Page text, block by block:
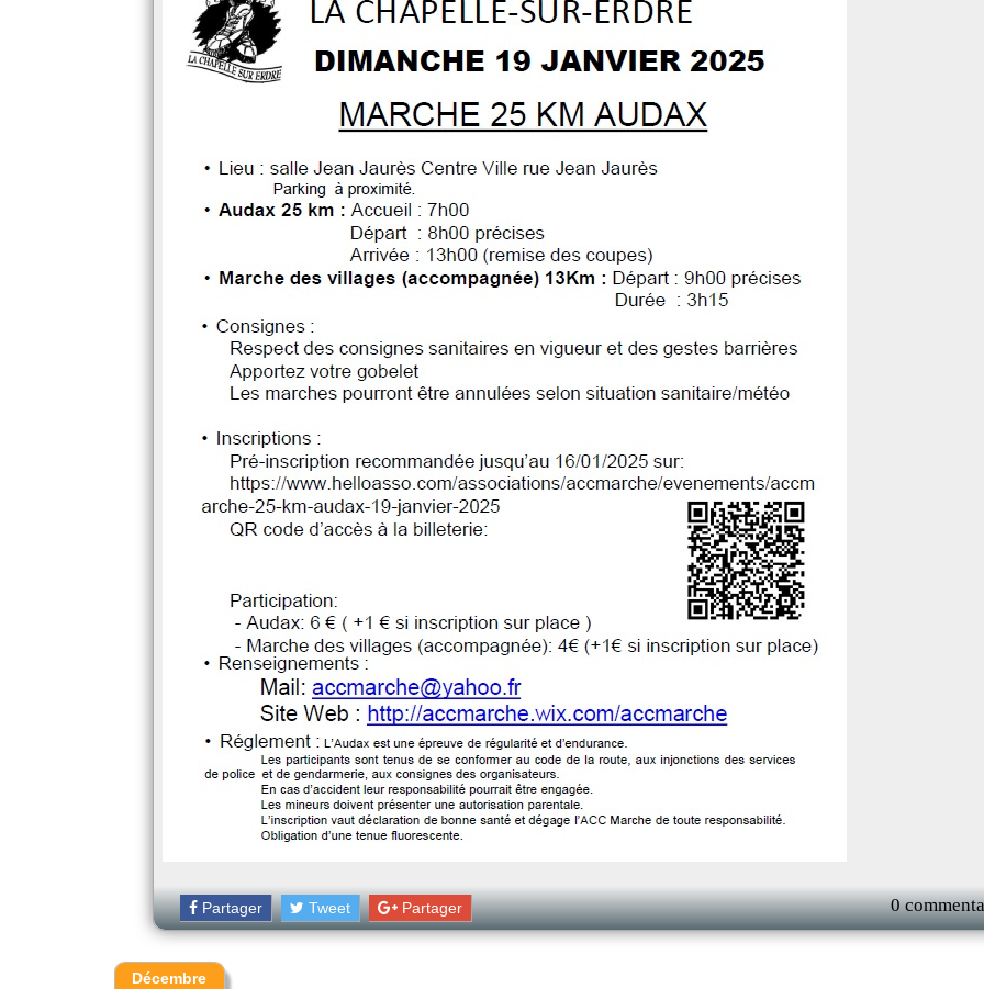
Partager Tweet Partager 0
Décembre